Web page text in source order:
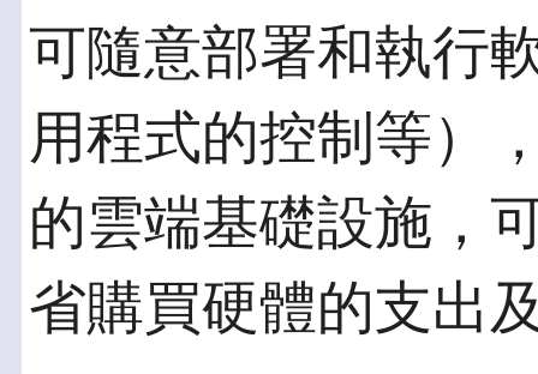
可隨意部署和執行
用程式的控制等）
的雲端基礎設施，
省購買硬體的支出